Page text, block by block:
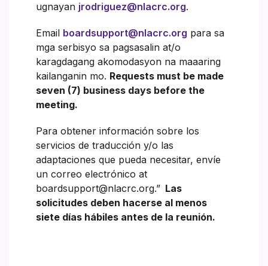
ugnayan jrodriguez@nlacrc.org.
Email boardsupport@nlacrc.org para sa
mga serbisyo sa pagsasalin at/o
karagdagang akomodasyon na maaaring
kailanganin mo. Requests must be made
seven (7) business days before the
meeting.
Para obtener información sobre los
servicios de traducción y/o las
adaptaciones que pueda necesitar, envíe
un correo electrónico at
boardsupport@nlacrc.org.” Las
solicitudes deben hacerse al menos
siete días hábiles antes de la reunión.